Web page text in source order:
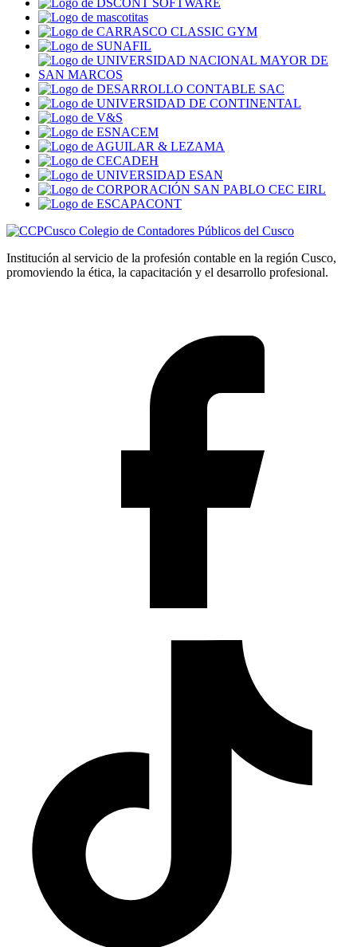
Colegio de Contadores Públicos del Cusco
Institución al servicio de la profesión contable en la región Cusco,
promoviendo la ética, la capacitación y el desarrollo profesional.